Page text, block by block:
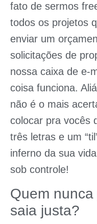
fato de sermos
todos os projetos
enviar um
solicitações de
nossa caixa de e-
coisa funciona.
não é o mais
colocar pra vocês
três letras e um
inferno da sua
sob controle!
Quem
saia justa?